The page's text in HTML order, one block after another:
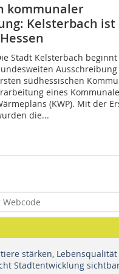
kommunaler
Kelsterbach ist
Stadt Kelsterbach
südhessischen
eines
(KWP). Mit der
die...
stärken,
Stadtentwicklung